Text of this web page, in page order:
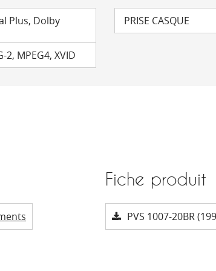
Plus, Dolby
2, MPEG4, XVID
PRISE CASQUE
Fiche produit
PVS 1007-20BR